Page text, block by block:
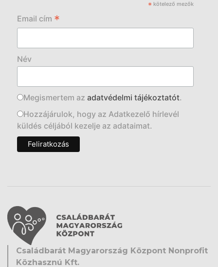
* kötelező mezők
Email cím *
Név
Megismertem az adatvédelmi tájékoztatót.
Hozzájárulok, hogy az Adatkezelő hírlevél
küldés céljából kezelje az adataimat.
Családbarát Magyarország Központ Nonprofit
Közhasznú Kft.